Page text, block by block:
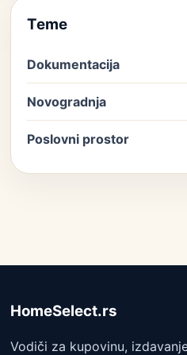
Teme
Dokumentacija
Novogradnja
Poslovni prostor
HomeSelect.rs
Vodiči za kupovinu,